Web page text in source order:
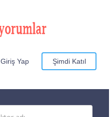
Giriş Yap Şimdi Katıl